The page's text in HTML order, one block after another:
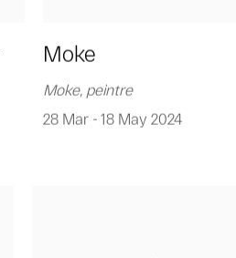
Moke
Moke, peintre
28 Mar - 18 May 2024